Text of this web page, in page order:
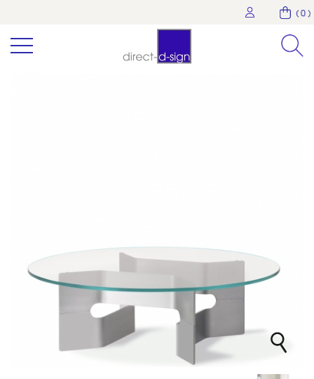
( 0 )